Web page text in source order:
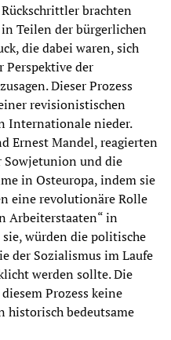
brachten
Teilen der bürgerlichen
die dabei waren, sich
Perspektive der
Dieser Prozess
revisionistischen
Internationale nieder.
Ernest Mandel, reagierten
Sowjetunion und die
in Osteuropa, indem sie
eine revolutionäre Rolle
Arbeiterstaaten“ in
würden die politische
der Sozialismus im Laufe
werden sollte. Die
Prozess keine
historisch bedeutsame